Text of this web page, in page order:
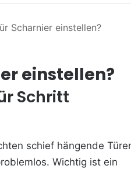
Scharnier einstellen?
einstellen?
Schritt
schief hängende
Wichtig ist ein